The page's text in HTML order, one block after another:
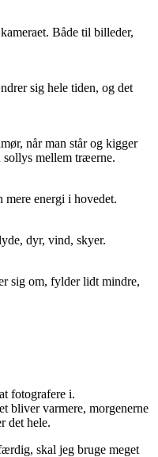
Både til billeder,
sig hele tiden, og det
når man står og kigger
sollys mellem træerne.
energi i hovedet.
dyr, vind, skyer.
sig om, fylder lidt mindre,
fotografere i.
bliver varmere, morgenerne
det hele.
skal jeg bruge meget